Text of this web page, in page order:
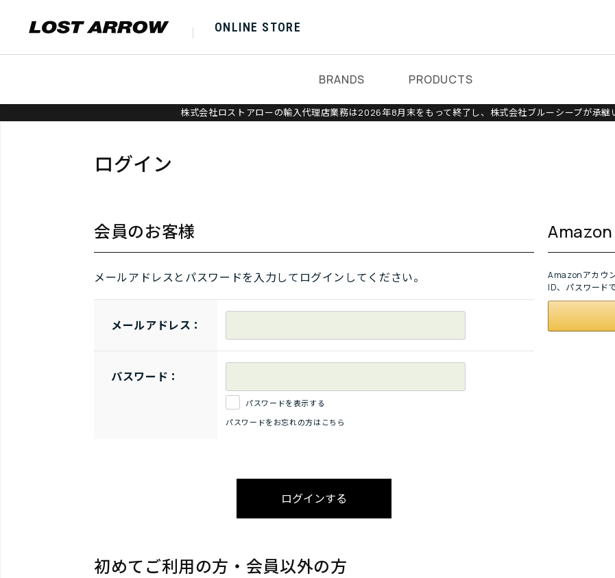
ONLINE STORE
BRANDS PRODUCTS
株式会社ロストアローの輸入代理店業務は2026年8月末をもって終了し、株式会社ブルーシープが承継
ログイン
会員のお客様
メールアドレスとパスワードを入力してログインしてください。
メールアドレス：
パスワード：
パスワードを表示する
パスワードをお忘れの方はこちら
Amazonアカウ
ID、パスワード
初めてご利用の方・会員以外の方